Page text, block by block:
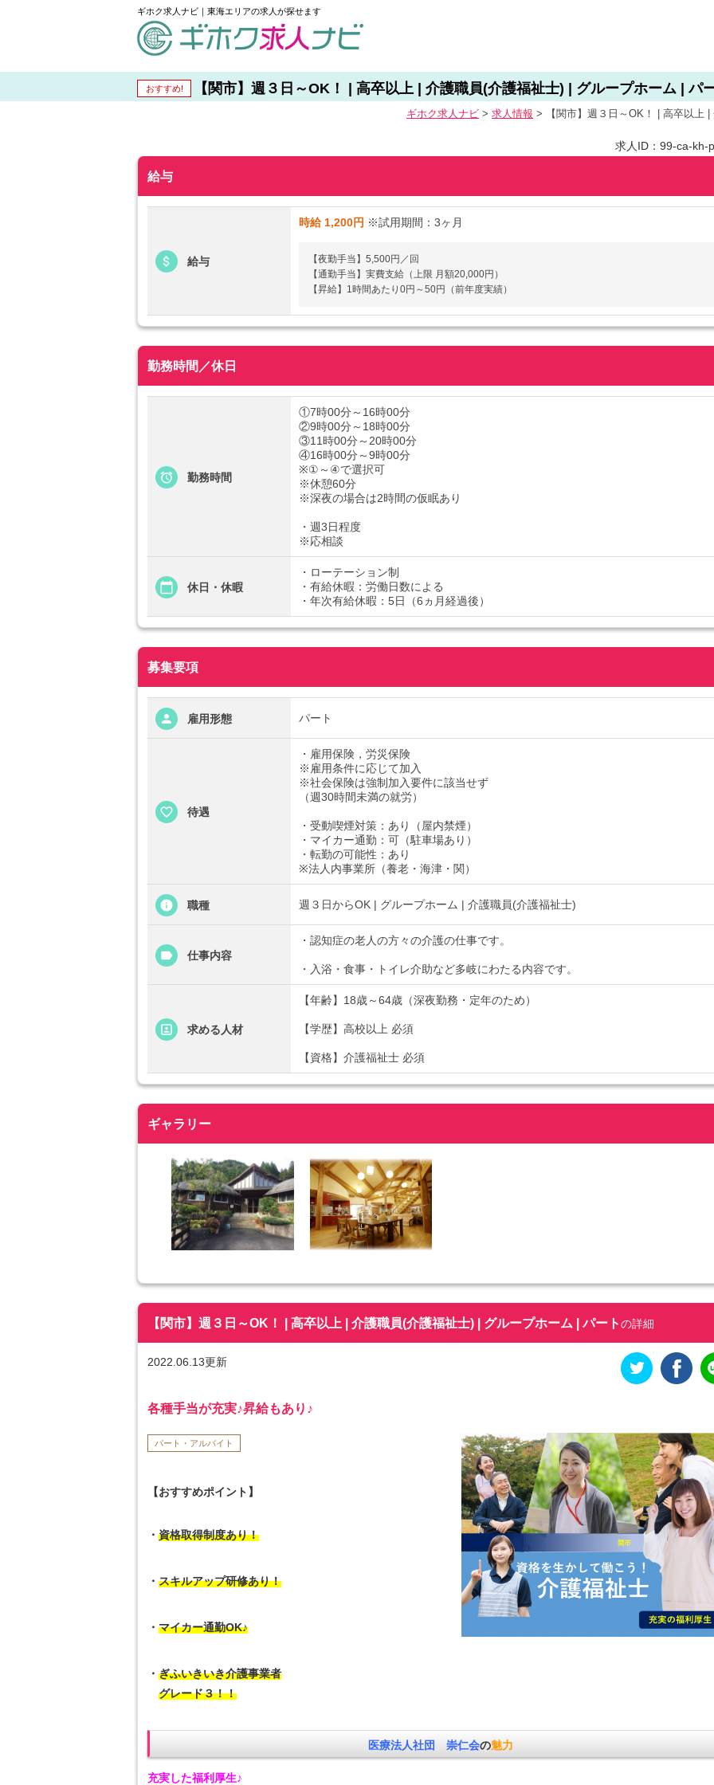
ギホク求人ナビ｜東海エリアの求人が探せます
おすすめ! 【関市】週３日～OK！ | 高卒以上 | 介護職員(介護福祉士) | グループホーム | パ
ギホク求⼈ナビ > 求人情報 > 【関市】週３日～OK！ | 高卒以上
求人ID：99-ca-kh-
給与
給与
時給 1,200円 ※試用期間：3ヶ月
【夜勤手当】5,500円／回
【通勤手当】実費支給（上限 月額20,000円）
【昇給】1時間あたり0円～50円（前年度実績）
勤務時間／休日
勤務時間
①7時00分～16時00分
②9時00分～18時00分
③11時00分～20時00分
④16時00分～9時00分
※①～④で選択可
※休憩60分
※深夜の場合は2時間の仮眠あり
・週3日程度
※応相談
休日・休暇
・ローテーション制
・有給休暇：労働日数による
・年次有給休暇：5日（6ヵ月経過後）
募集要項
雇用形態 パート
待遇
・雇用保険，労災保険
※雇用条件に応じて加入
※社会保険は強制加入要件に該当せず
（週30時間未満の就労）
・受動喫煙対策：あり（屋内禁煙）
・マイカー通勤：可（駐車場あり）
・転勤の可能性：あり
※法人内事業所（養老・海津・関）
職種 週３日からOK | グループホーム | 介護職員(介護福祉士)
仕事内容
・認知症の老人の方々の介護の仕事です。
・入浴・食事・トイレ介助など多岐にわたる内容です。
求める人材
【年齢】18歳～64歳（深夜勤務・定年のため）
【学歴】高校以上 必須
【資格】介護福祉士 必須
ギャラリー
【関市】週３日～OK！ | 高卒以上 | 介護職員(介護福祉士) | グループホーム | パートの詳細
2022.06.13更新
各種手当が充実♪昇給もあり♪
パート・アルバイト
【おすすめポイント】
・ 資格取得制度あり！
・ スキルアップ研修あり！
・ マイカー通勤OK♪
・ ぎふいきいき介護事業者
グレード３！！
医療法人社団 崇仁会の魅力
充実した福利厚生♪